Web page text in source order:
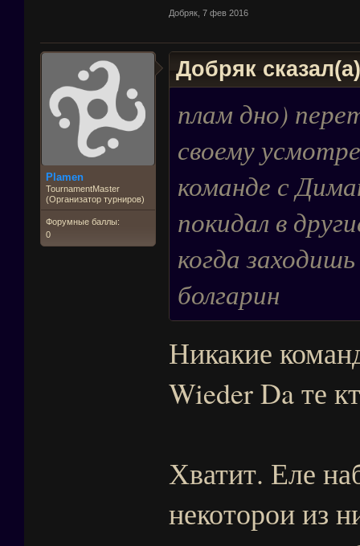
Добряк 7 фев 2016
Plamen
TournamentMaster
(Организатор турниров)
Форумные баллы:
0
Добряк
плам дно)
своему
команде с
покидал в
когда
болгарин
Никакие
Wieder Da те
Хватит. Еле
некоторои из